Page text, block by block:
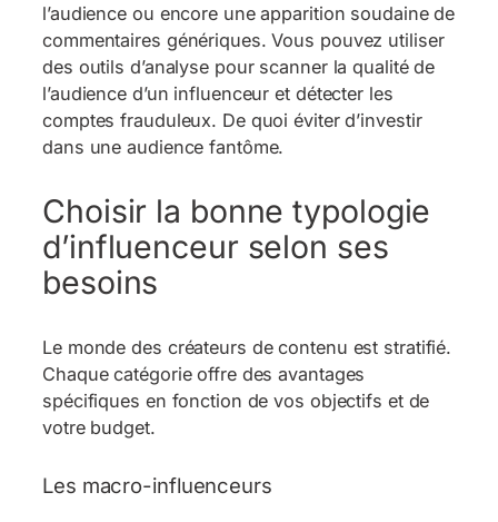
l’audience ou encore une apparition soudaine de
commentaires génériques. Vous pouvez utiliser
des outils d’analyse pour scanner la qualité de
l’audience d’un influenceur et détecter les
comptes frauduleux. De quoi éviter d’investir
dans une audience fantôme.
Choisir la bonne typologie
d’influenceur selon ses
besoins
Le monde des créateurs de contenu est stratifié.
Chaque catégorie offre des avantages
spécifiques en fonction de vos objectifs et de
votre budget.
Les macro-influenceurs